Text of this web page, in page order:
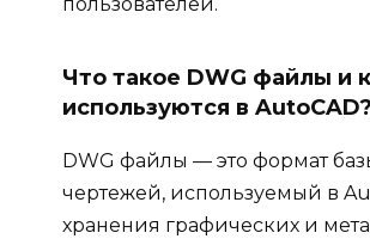
Что такое DWG файлы и
используются в AutoCAD?
DWG файлы — это формат
чертежей, используемый в
хранения графических и